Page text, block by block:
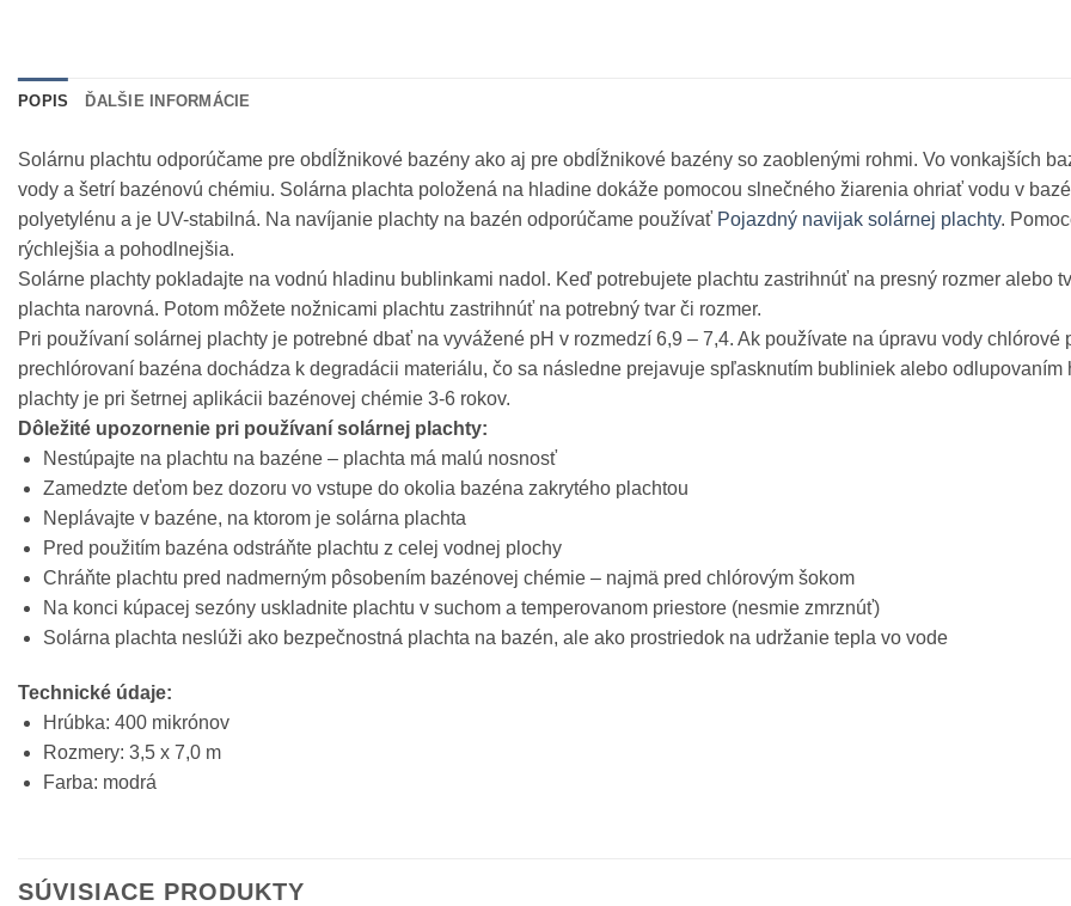
POPIS ĎALŠIE INFORMÁCIE
Solárnu plachtu odporúčame pre obdĺžnikové bazény ako aj pre obdĺžnikové bazény so zaoblenými rohmi. Vo vonkajších
vody a šetrí bazénovú chémiu. Solárna plachta položená na hladine dokáže pomocou slnečného žiarenia ohriať vodu v
polyetylénu a je UV-stabilná. Na navíjanie plachty na bazén odporúčame používať Pojazdný navijak solárnej plachty.
rýchlejšia a pohodlnejšia.
Solárne plachty pokladajte na vodnú hladinu bublinkami nadol. Keď potrebujete plachtu zastrihnúť na presný rozmer alebo
plachta narovná. Potom môžete nožnicami plachtu zastrihnúť na potrebný tvar či rozmer.
Pri používaní solárnej plachty je potrebné dbať na vyvážené pH v rozmedzí 6,9 – 7,4. Ak používate na úpravu vody
prechlórovaní bazéna dochádza k degradácii materiálu, čo sa následne prejavuje spľasknutím bubliniek alebo
plachty je pri šetrnej aplikácii bazénovej chémie 3-6 rokov.
Dôležité upozornenie pri používaní solárnej plachty:
Nestúpajte na plachtu na bazéne – plachta má malú nosnosť
Zamedzte deťom bez dozoru vo vstupe do okolia bazéna zakrytého plachtou
Neplávajte v bazéne, na ktorom je solárna plachta
Pred použitím bazéna odstráňte plachtu z celej vodnej plochy
Chráňte plachtu pred nadmerným pôsobením bazénovej chémie – najmä pred chlórovým šokom
Na konci kúpacej sezóny uskladnite plachtu v suchom a temperovanom priestore (nesmie zmrznúť)
Solárna plachta neslúži ako bezpečnostná plachta na bazén, ale ako prostriedok na udržanie tepla vo vode
Technické údaje:
Hrúbka: 400 mikrónov
Rozmery: 3,5 x 7,0 m
Farba: modrá
SÚVISIACE PRODUKTY